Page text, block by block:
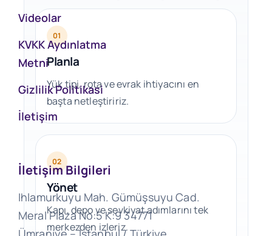
01
Planla
Yük tipi, rota ve evrak ihtiyacını en
başta netleştiririz.
02
Yönet
Kapı, depo ve sevkiyat adımlarını tek
merkezden izleriz.
Videolar
KVKK Aydınlatma
Metni
Gizlilik Politikasi
İletişim
İletişim Bilgileri
Ihlamurkuyu Mah. Gümüşsuyu Cad.
Meral Plaza No:5 K:9 34771